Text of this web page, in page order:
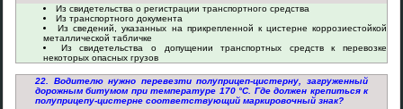
Из свидетельства о регистрации транспортного средства
Из транспортного документа
Из сведений, указанных на прикрепленной к цистерне коррозиестойкой
металлической табличке
Из свидетельства о допущении транспортных средств к перевозке
некоторых опасных грузов
22. Водителю нужно перевезти полуприцеп-цистерну, загруженный
дорожным битумом при температуре 170 °C. Где должен крепиться к
полуприцепу-цистерне соответствующий маркировочный знак?